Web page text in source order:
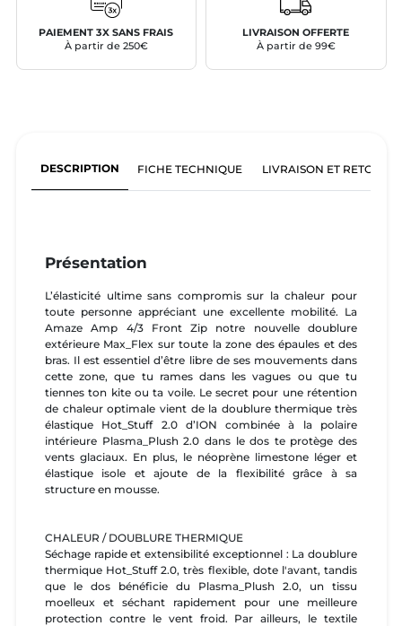
PAIEMENT 3X SANS FRAIS
À partir de 250€
LIVRAISON OFFERTE
À partir de 99€
DESCRIPTION FICHE TECHNIQUE LIVRAISON ET RETOURS
Présentation
L’élasticité ultime sans compromis sur la chaleur pour
toute personne appréciant une excellente mobilité. La
Amaze Amp 4/3 Front Zip notre nouvelle doublure
extérieure Max_Flex sur toute la zone des épaules et des
bras. Il est essentiel d’être libre de ses mouvements dans
cette zone, que tu rames dans les vagues ou que tu
tiennes ton kite ou ta voile. Le secret pour une rétention
de chaleur optimale vient de la doublure thermique très
élastique Hot_Stuff 2.0 d’ION combinée à la polaire
intérieure Plasma_Plush 2.0 dans le dos te protège des
vents glaciaux. En plus, le néoprène limestone léger et
élastique isole et ajoute de la flexibilité grâce à sa
structure en mousse.
CHALEUR / DOUBLURE THERMIQUE
Séchage rapide et extensibilité exceptionnel : La doublure
thermique Hot_Stuff 2.0, très flexible, dote l'avant, tandis
que le dos bénéficie du Plasma_Plush 2.0, un tissu
moelleux et séchant rapidement pour une meilleure
protection contre le vent froid. Par ailleurs, le textile